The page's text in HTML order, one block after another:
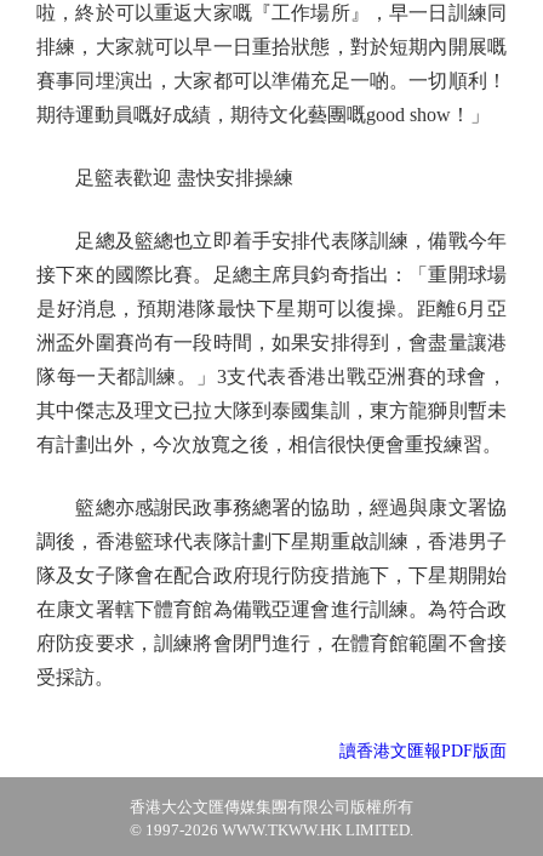
啦，終於可以重返大家嘅『工作場所』，早一日訓練同
排練，大家就可以早一日重拾狀態，對於短期內開展嘅
賽事同埋演出，大家都可以準備充足一啲。一切順利！
期待運動員嘅好成績，期待文化藝團嘅good show！」
足籃表歡迎 盡快安排操練
足總及籃總也立即着手安排代表隊訓練，備戰今年
接下來的國際比賽。足總主席貝鈞奇指出：「重開球場
是好消息，預期港隊最快下星期可以復操。距離6月亞
洲盃外圍賽尚有一段時間，如果安排得到，會盡量讓港
隊每一天都訓練。」3支代表香港出戰亞洲賽的球會，
其中傑志及理文已拉大隊到泰國集訓，東方龍獅則暫未
有計劃出外，今次放寬之後，相信很快便會重投練習。
籃總亦感謝民政事務總署的協助，經過與康文署協
調後，香港籃球代表隊計劃下星期重啟訓練，香港男子
隊及女子隊會在配合政府現行防疫措施下，下星期開始
在康文署轄下體育館為備戰亞運會進行訓練。為符合政
府防疫要求，訓練將會閉門進行，在體育館範圍不會接
受採訪。
讀香港文匯報PDF版面
香港大公文匯傳媒集團有限公司版權所有
© 1997-2026 WWW.TKWW.HK LIMITED.